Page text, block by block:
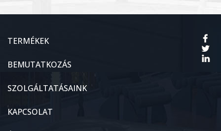
TERMÉKEK
BEMUTATKOZÁS
SZOLGÁLTATÁSAINK
KAPCSOLAT